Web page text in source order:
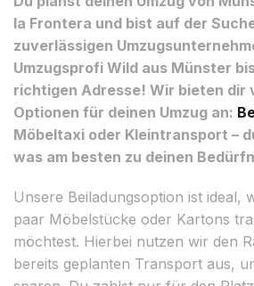
la Frontera und bist auf der
zuverlässigen
Umzugsprofi Wild aus Münster
richtigen Adresse! Wir bieten dir
Optionen für deinen Umzug an:
Möbeltaxi oder Kleintransport –
was am besten zu deinen
Unsere Beiladungsoption ist ideal,
paar Möbelstücke oder Kartons
möchtest. Hierbei nutzen wir den
bereits geplanten Transport aus,